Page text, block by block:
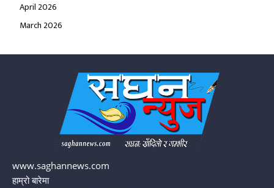
April 2026
March 2026
www.saghannews.com
हाम्रो बारेमा